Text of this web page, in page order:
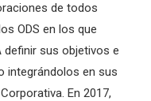
de todos
ODS en los que
sus objetivos e
integrándolos en sus
En 2017,